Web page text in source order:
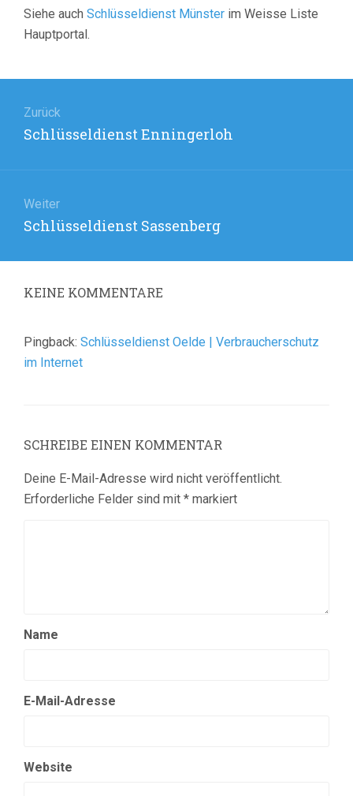
Siehe auch Schlüsseldienst Münster im Weisse Liste
Hauptportal.
Zurück
Vorheriger
Schlüsseldienst Enningerloh
Weiter
Nächster
Schlüsseldienst Sassenberg
KEINE KOMMENTARE
Pingback: Schlüsseldienst Oelde | Verbraucherschutz
im Internet
SCHREIBE EINEN KOMMENTAR
Deine E-Mail-Adresse wird nicht veröffentlicht.
Erforderliche Felder sind mit * markiert
Name
E-Mail-Adresse
Website